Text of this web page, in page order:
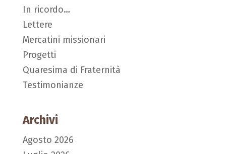
In ricordo…
Lettere
Mercatini missionari
Progetti
Quaresima di Fraternità
Testimonianze
Archivi
Agosto 2026